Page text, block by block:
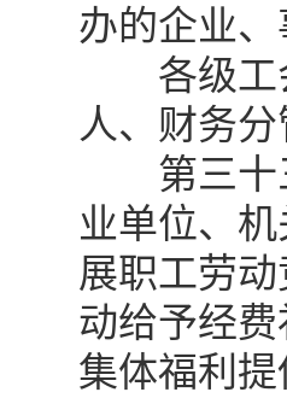
办的企业
各级工会
人、财务
第三十三
业单位、
展职工劳
动给予经
集体福利